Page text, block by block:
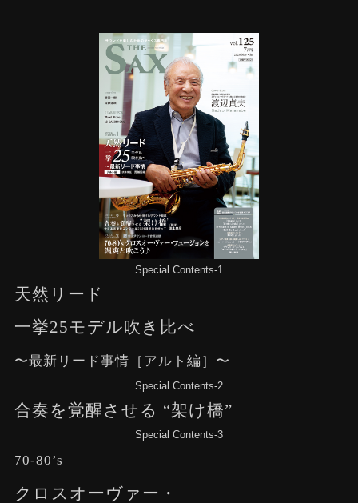
Special Contents-1
天然リード
一挙25モデル吹き比べ
〜最新リード事情［アルト編］〜
Special Contents-2
合奏を覚醒させる “架け橋”
Special Contents-3
70-80’s
クロスオーヴァー・